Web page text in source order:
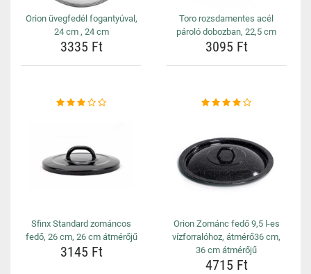
Orion üvegfedél fogantyúval,
24 cm , 24 cm
3335 Ft
Toro rozsdamentes acél
pároló dobozban, 22,5 cm
3095 Ft
Sfinx Standard zománcos
fedő, 26 cm, 26 cm átmérőjű
3145 Ft
Orion Zománc fedő 9,5 l-es
vízforralóhoz, átmérő36 cm,
36 cm átmérőjű
4715 Ft